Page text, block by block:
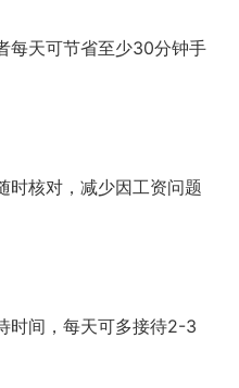
每天可节省至少30分钟手
时核对，减少因工资问题
时间，每天可多接待2-3